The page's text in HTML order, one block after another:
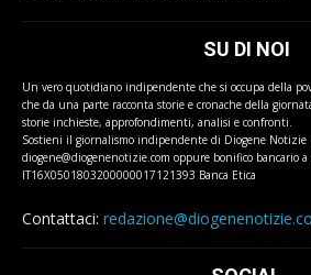
SU DI NOI
Un vero quotidiano indipendente che si occupa della
che da una parte racconta storie e cronache della
storie inchieste, approfondimenti, analisi e confronti.
Sostieni il giornalismo indipendente di Diogene Notizie
diogene@diogenenotizie.com oppure bonifico bancario a
IT16X0501803200000017121393 Banca Etica
Contattaci: